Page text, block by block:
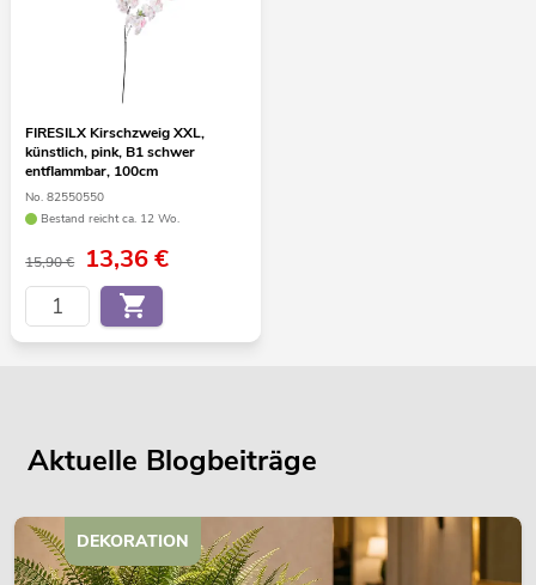
FIRESILX Kirschzweig XXL,
künstlich, pink, B1 schwer
entflammbar, 100cm
No. 82550550
Bestand reicht ca. 12 Wo.
15,90 € 13,36€
Aktuelle Blogbeiträge
DEKORATION